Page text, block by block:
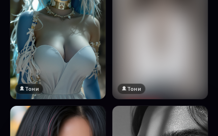
Тони
🔞 18+
Натисни за преглед
Тони